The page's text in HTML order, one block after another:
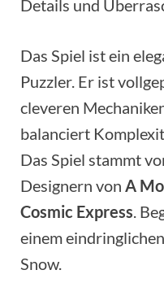
Details und
Das Spiel ist ein
Puzzler. Er ist
cleveren
balanciert
Das Spiel stammt
Designern von A
Cosmic Express.
einem
Snow.